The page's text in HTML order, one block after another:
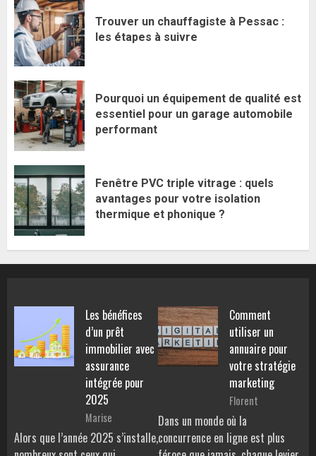
Trouver un chauffagiste à Pessac :
les étapes à suivre
Pourquoi un équipement de qualité est
essentiel pour un garage automobile
performant
Fenêtre PVC triple vitrage : quels
avantages pour votre isolation
thermique et phonique ?
Les bénéfices
d’un prêt
immobilier avec
assurance
intégrée pour
2025
Marise
Alors que l’année 2025 s’installe,
Comment
utiliser un
annuaire pour
votre stratégie
marketing
Florent
Dans un monde où la
concurrence en ligne est plus